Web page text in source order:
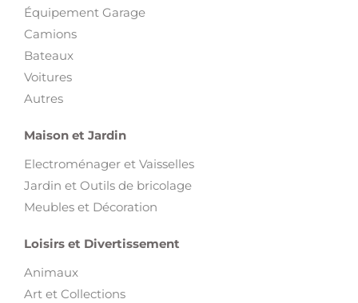
Équipement Garage
Camions
Bateaux
Voitures
Autres
Maison et Jardin
Electroménager et Vaisselles
Jardin et Outils de bricolage
Meubles et Décoration
Loisirs et Divertissement
Animaux
Art et Collections